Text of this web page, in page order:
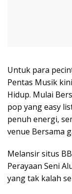
Untuk para
Pentas Musik
Hidup. Mulai
pop yang easy
penuh energi,
venue Bersama
Melansir situs
Perayaan Seni
yang tak kalah